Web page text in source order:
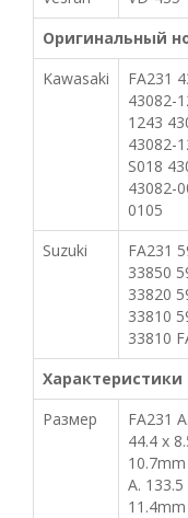
Оригинальный
Kawasaki
FA231
43082-
1243
43082-
S018
43082-
0105
Suzuki
FA231
33850
33820
33810
33810
Характеристики
Размер
FA231
44.4 x
A.
11.4mm